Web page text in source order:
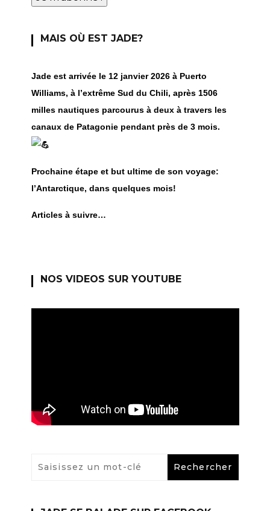
MAIS OÙ EST JADE?
Jade est arrivée le 12 janvier 2026 à Puerto
Williams, à l’extrême Sud du Chili, après 1506
milles nautiques parcourus à deux à travers les
canaux de Patagonie pendant près de 3 mois.
Prochaine étape et but ultime de son voyage:
l’Antarctique, dans quelques mois!
Articles à suivre…
NOS VIDEOS SUR YOUTUBE